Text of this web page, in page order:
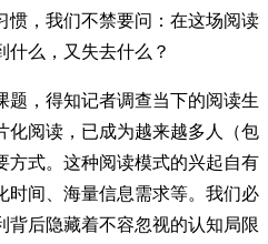
惯，我们不禁要问：在这场阅读
什么，又失去什么？
题，得知记者调查当下的阅读生
化阅读，已成为越来越多人（包
方式。这种阅读模式的兴起自有
时间、海量信息需求等。我们必
背后隐藏着不容忽视的认知局限